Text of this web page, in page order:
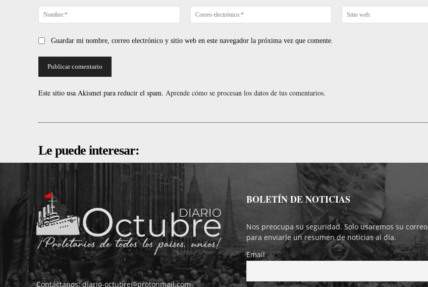
Nombre:*
Correo
electrónico:*
Guardar mi nombre, correo electrónico y sitio web en este navegador la próxima vez que comente.
Este sitio usa Akismet para reducir el spam. Aprende cómo se procesan los datos de tus comentarios.
Le puede interesar:
Contáctanos:diario-octubre@protonmail.com
BOLETÍN DE NOTICIAS
Nos preocupa su seguridad. Solo usaremos su correo
para enviarle un resumen de noticias al día.
Email